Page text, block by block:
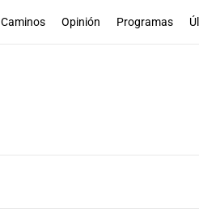
Caminos Opinión Programas